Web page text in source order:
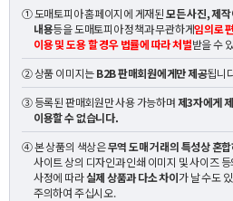
① 도매토피아 홈페이지에 게재된모든 사진, 제
내용등을 도매토피아 정책과 무관하게임의로
이용 및 도용 할 경우 법률에 따라 처벌받을 수
② 상품 이미지는B2B 판매회원에게만 제공됩니
③ 등록된 판매회원만 사용 가능하며제3자에게
이용할 수 없습니다.
④ 본 상품의 색상은무역 도매 거래의 특성상 혼
사이트 상의 디자인과 인쇄 이미지 및 사이즈
사정에 따라실제 상품과 다소 차이가 날 수도
주의하여 주십시오.